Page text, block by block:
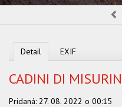
Detail EXIF
CADINI DI
Pridaná: 27. 08. 2022 o 00:15